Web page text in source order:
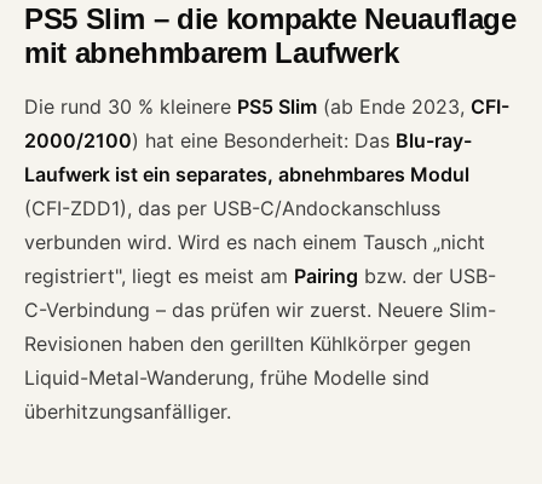
PS5 Slim – die kompakte Neuauflage
mit abnehmbarem Laufwerk
Die rund 30 % kleinere PS5 Slim (ab Ende 2023, CFI-
2000/2100) hat eine Besonderheit: Das Blu-ray-
Laufwerk ist ein separates, abnehmbares Modul
(CFI-ZDD1), das per USB-C/Andockanschluss
verbunden wird. Wird es nach einem Tausch „nicht
registriert", liegt es meist am Pairing bzw. der USB-
C-Verbindung – das prüfen wir zuerst. Neuere Slim-
Revisionen haben den gerillten Kühlkörper gegen
Liquid-Metal-Wanderung, frühe Modelle sind
überhitzungsanfälliger.